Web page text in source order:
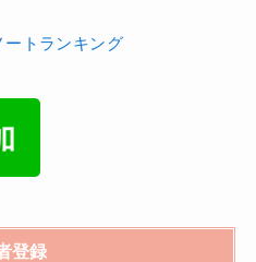
ートランキング
登録